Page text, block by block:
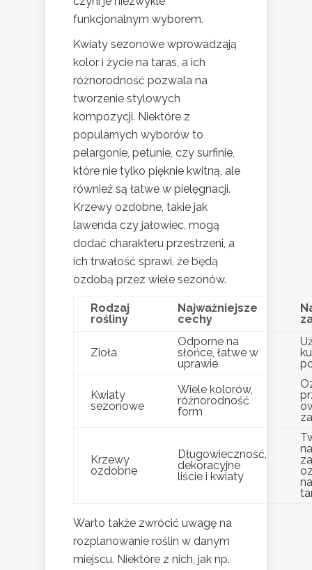
funkcjonalnym wyborem.
Kwiaty sezonowe wprowadzają
kolor i życie na taras, a ich
różnorodność pozwala na
tworzenie stylowych
kompozycji. Niektóre z
popularnych wyborów to
pelargonie, petunie, czy surfinie,
które nie tylko pięknie kwitną, ale
również są łatwe w pielęgnacji.
Krzewy ozdobne, takie jak
lawenda czy jałowiec, mogą
dodać charakteru przestrzeni, a
ich trwałość sprawi, że będą
ozdobą przez wiele sezonów.
Rodzaj
rośliny
Najważniejsze
cechy
Zioła
Odporne na
słońce, łatwe w
uprawie
Kwiaty
sezonowe
Wiele kolorów,
różnorodność
form
Krzewy
ozdobne
Długowieczność,
dekoracyjne
liście i kwiaty
Warto także zwrócić uwagę na
rozplanowanie roślin w danym
miejscu. Niektóre z nich, jak np.